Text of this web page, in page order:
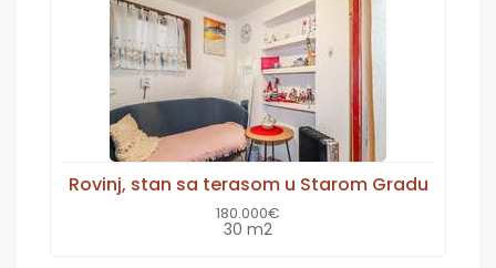
Rovinj, stan sa terasom u Starom Gradu
180.000€
30 m2